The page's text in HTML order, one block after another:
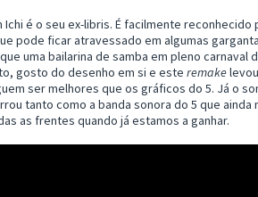
Ichi é o seu ex-libris. É facilmente
pode ficar atravessado em algumas
uma bailarina de samba em pleno carnaval
gosto do desenho em si e este remake
ser melhores que os gráficos do 5. Já o
tanto como a banda sonora do 5 que ainda
as frentes quando já estamos a ganhar.